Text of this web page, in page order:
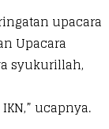
upacara
Upacara
syukurillah,
ucapnya.